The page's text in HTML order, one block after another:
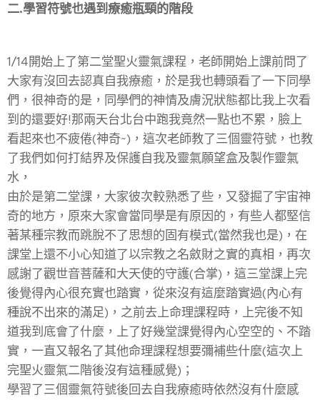
二.學習符號也遇到療癒瓶頸的階段
1/14開始上了第二堂聖火靈氣課程，老師開始上課前問了
大家有沒回去認真自我療癒，於是我也轉頭看了一下同學
們，很神奇的是，同學們的神情及膚況狀態都比我上次看
到的還要好!那兩天台北台中跑我竟然一點也不累，臉上
看起來也不疲倦(神奇~)，這次老師教了三個靈符號，也教
了我們如何打結界及保護自我及靈氣願望盒及製作靈氣
水，
由於是第二堂課，大家彼次較熟悉了些，又發掘了宇宙神
奇的地方，原來大家會當同學是有原因的，有些人都堅信
著某種宗教而跳脫不了思想的固有模式(當然我也是)，在
課堂上還不小心知道了以宗教之名斂財之實的真相，再次
感謝了觀世音菩薩和大天使的守護(合掌)，這三堂課上完
後覺得內心很充實也踏實，從來沒有這麼踏實過(內心有
種說不出來的滿足)，之前去上命理課程時，上完後不知
道我到底會了什麼，上了好幾堂課覺得內心空空的、不踏
實，一直又報名了其他命理課程想要彌補些什麼(這次上
完聖火靈氣二階後沒有這種感覺)；
學習了三個靈氣符號後回去自我療癒時依然沒有什麼感